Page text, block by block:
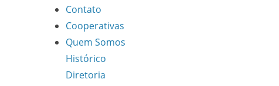
Contato
Cooperativas
Quem Somos
Histórico
Diretoria